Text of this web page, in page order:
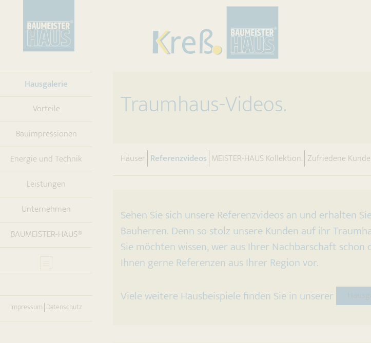
Hausgalerie
Vorteile
Bauimpressionen
Energie und Technik
Leistungen
Unternehmen
BAUMEISTER-HAUS®
Impressum Datenschutz
Traumhaus-Videos.
Häuser Referenzvideos(current)
MEISTER-HAUS Kollektion. Zufriedene
Sehen Sie sich unsere Referenzvideos an und erhalten
Bauherren. Denn so stolz unsere Kunden auf ihr
Sie möchten wissen, wer aus Ihrer Nachbarschaft
Ihnen gerne Referenzen aus Ihrer Region vor.
Viele weitere Hausbeispiele finden Sie in unserer